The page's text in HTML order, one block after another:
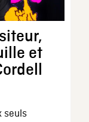
et
seuls